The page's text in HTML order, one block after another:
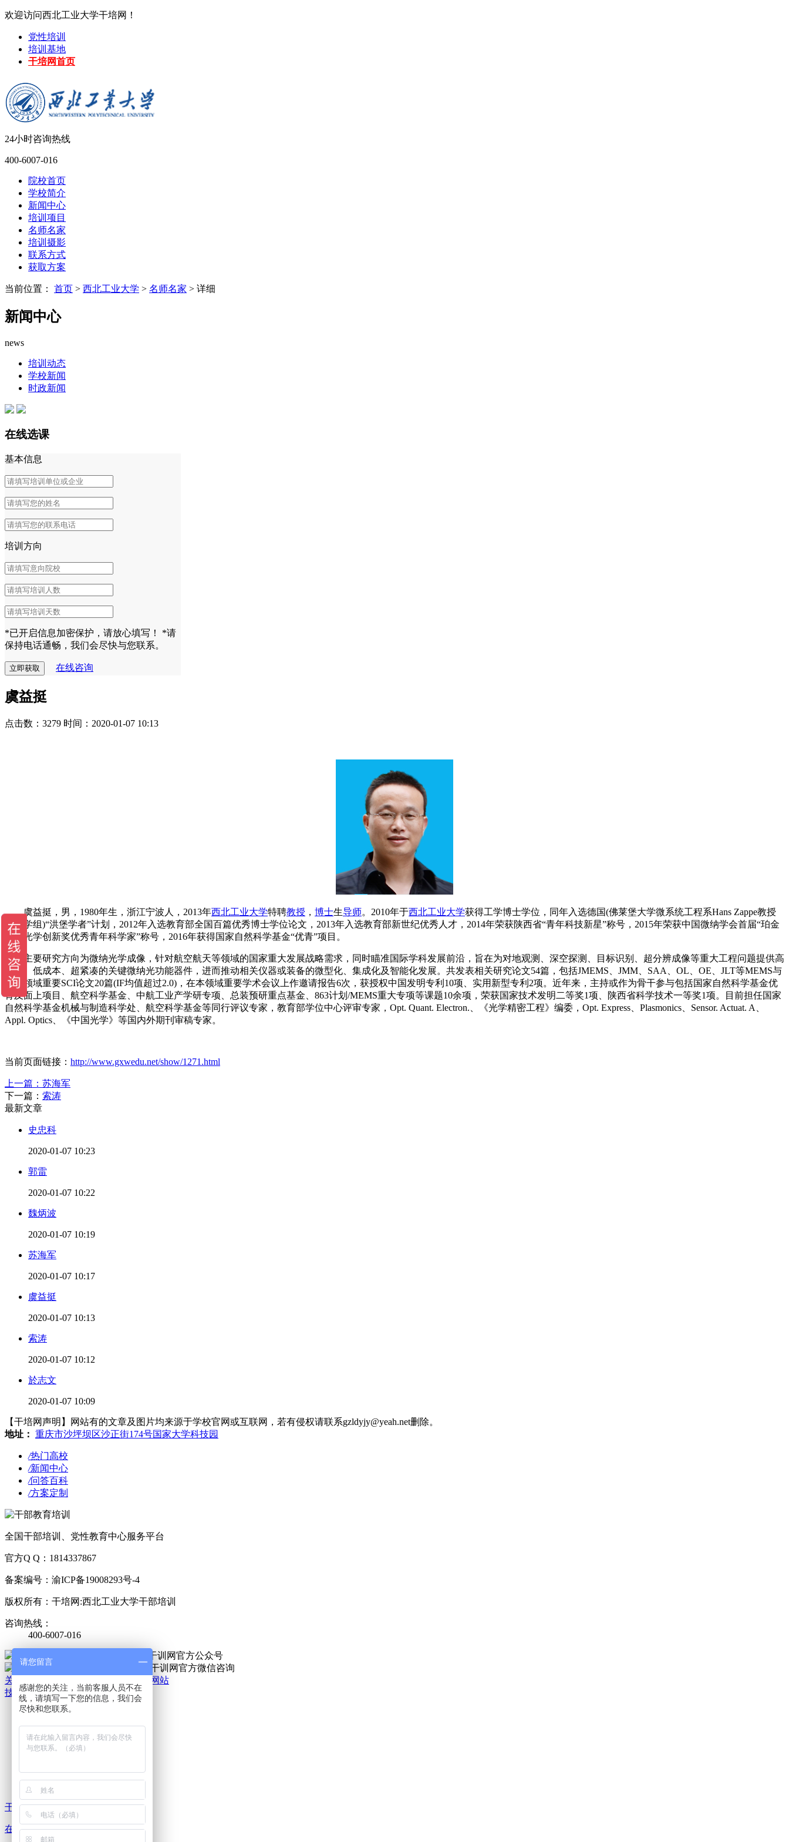
欢迎访问西北工业大学干培网！
党性培训
培训基地
干培网首页
24小时咨询热线
400-6007-016
院校首页
学校简介
新闻中心
培训项目
名师名家
培训摄影
联系方式
获取方案
当前位置： 首页 > 西北工业大学 > 名师名家 > 详细
新闻中心
news
培训动态
学校新闻
时政新闻
在线选课
基本信息
培训方向
*已开启信息加密保护，请放心填写！
*请
保持电话通畅，我们会尽快与您联系。
在线咨询
虞益挺
点击数：3279 时间：2020-01-07 10:13
虞益挺，男，1980年生，浙江宁波人，2013年西北工业大学特聘教授 ， 博士生导师。2010年于西北工业大学获得工学博士学位，同年入选德国(佛莱堡大学微系统工程系Hans Zappe教授
微光学组)“洪堡学者”计划，2012年入选教育部全国百篇优秀博士学位论文，2013年入选教育部新世纪优秀人才，2014年荣获陕西省“青年科技新星”称号，2015年荣获中国微纳学会首届“珀金
微纳光学创新奖优秀青年科学家”称号，2016年获得国家自然科学基金“优青”项目。
主要研究方向为微纳光学成像，针对航空航天等领域的国家重大发展战略需求，同时瞄准国际学科发展前沿，旨在为对地观测、深空探测、目标识别、超分辨成像等重大工程问题提供高
性能、低成本、超紧凑的关键微纳光功能器件，进而推动相关仪器或装备的微型化、集成化及智能化发展。共发表相关研究论文54篇，包括JMEMS、JMM、SAA、OL、OE、JLT等MEMS与
光学领域重要SCI论文20篇(IF均值超过2.0)，在本领域重要学术会议上作邀请报告6次，获授权中国发明专利10项、实用新型专利2项。近年来，主持或作为骨干参与包括国家自然科学基金优
青及面上项目、航空科学基金、中航工业产学研专项、总装预研重点基金、863计划/MEMS重大专项等课题10余项，荣获国家技术发明二等奖1项、陕西省科学技术一等奖1项。目前担任国家
自然科学基金机械与制造科学处、航空科学基金等同行评议专家，教育部学位中心评审专家，Opt. Quant. Electron.、《光学精密工程》编委，Opt. Express、Plasmonics、Sensor. Actuat. A、
Appl. Optics、《中国光学》等国内外期刊审稿专家。
当前页面链接： http://www.gxwedu.net/show/1271.html
上一篇： 苏海军
下一篇： 索涛
最新文章
史忠科
2020-01-07 10:23
郭雷
2020-01-07 10:22
魏炳波
2020-01-07 10:19
苏海军
2020-01-07 10:17
虞益挺
2020-01-07 10:13
索涛
2020-01-07 10:12
於志文
2020-01-07 10:09
【干培网声明】网站有的文章及图片均来源于学校官网或互联网，若有侵权请联系gzldyjy@yeah.net删除。
地址： 重庆市沙坪坝区沙正街174号国家大学科技园
/热门高校
/新闻中心
/问答百科
/方案定制
全国干部培训、党性教育中心服务平台
官方Q Q：1814337867
备案编号：渝ICP备19008293号-4
版权所有：干培网:西北工业大学干部培训
咨询热线：
400-6007-016
关于我们
手机网站
技术支持：干培网
干培 热线
在线 咨询
请您留言
感谢您的关注，当前客服人员不在
线，请填写一下您的信息，我们会
尽快和您联系。